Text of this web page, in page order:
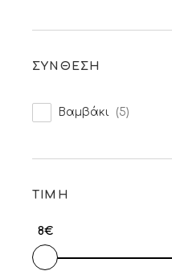
ΣΥΝΘΕΣΗ
Βαμβάκι (5)
ΤΙΜΗ
8€